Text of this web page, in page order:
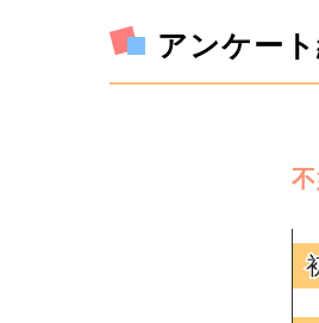
アンケー